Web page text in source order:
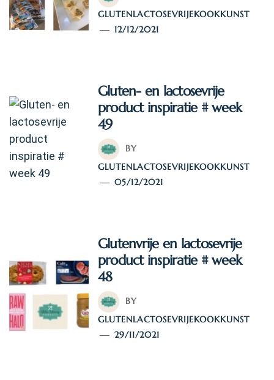
GLUTENLACTOSEVRIJEKOOKKUNST
12/12/2021
Gluten- en lactosevrije
product inspiratie # week
49
BY
GLUTENLACTOSEVRIJEKOOKKUNST
05/12/2021
Glutenvrije en lactosevrije
product inspiratie # week
48
BY
GLUTENLACTOSEVRIJEKOOKKUNST
29/11/2021